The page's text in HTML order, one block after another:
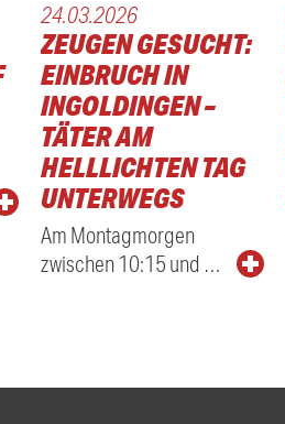
24.03.2026
ZEUGEN GESUCHT:
EINBRUCH IN
INGOLDINGEN –
TÄTER AM
HELLLICHTEN TAG
UNTERWEGS
Am Montagmorgen
zwischen 10:15 und …